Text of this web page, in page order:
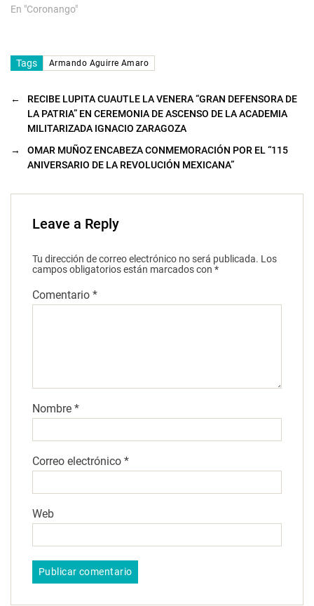
En "Coronango"
Tags Armando Aguirre Amaro
←
RECIBE LUPITA CUAUTLE LA VENERA “GRAN DEFENSORA DE
LA PATRIA” EN CEREMONIA DE ASCENSO DE LA ACADEMIA
MILITARIZADA IGNACIO ZARAGOZA
→
OMAR MUÑOZ ENCABEZA CONMEMORACIÓN POR EL “115
ANIVERSARIO DE LA REVOLUCIÓN MEXICANA”
Leave a Reply
Tu dirección de correo electrónico no será publicada. Los
campos obligatorios están marcados con *
Comentario *
Nombre *
Correo electrónico *
Web